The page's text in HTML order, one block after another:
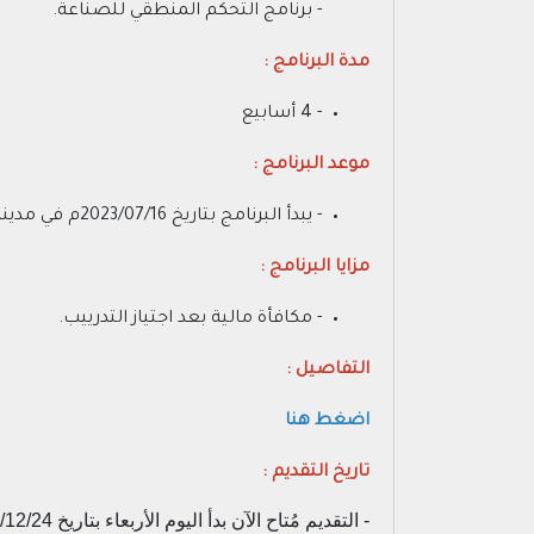
- برنامج التحكم المنطقي للصناعة.
مدة البرنامج :
- 4 أسابيع
موعد البرنامج :
- يبدأ البرنامج بتاريخ 2023/07/16م في مدينة رابغ
مزايا البرنامج :
- مكافأة مالية بعد اجتياز التدرييب.
التفاصيل :
اضغط هنا
تاريخ التقديم :
- التقديم مُتاح الآن بدأ اليوم الأربعاء بتاريخ 1444/12/24هـ الموافق 2023/07/12م